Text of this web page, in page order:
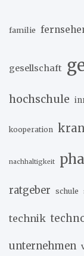
familie
gesellschaft
hochschule
kooperation
nachhaltigkeit
ratgeber schule
technik
unternehmen